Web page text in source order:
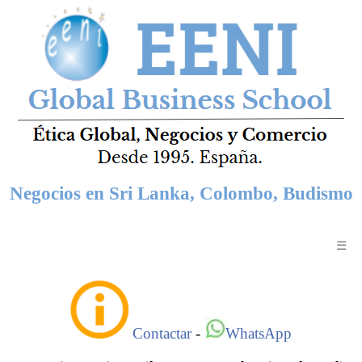
Negocios en Sri Lanka, Colombo, Budismo
☰
Contactar- WhatsApp